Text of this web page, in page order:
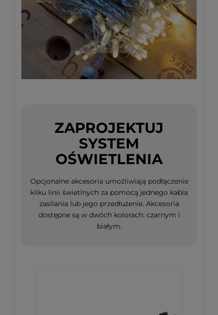
ZAPROJEKTUJ
SYSTEM
OŚWIETLENIA
Opcjonalne akcesoria umożliwiają podłączenie
kilku linii świetlnych za pomocą jednego kabla
zasilania lub jego przedłużenie. Akcesoria
dostępne są w dwóch kolorach: czarnym i
białym.